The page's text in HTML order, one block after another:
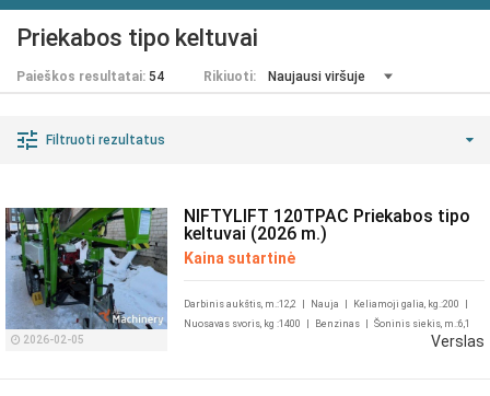
Priekabos tipo keltuvai
Paieškos resultatai: 54 Rikiuoti:
Filtruoti rezultatus
2026-02-05
NIFTYLIFT 120TPAC Priekabos tipo
keltuvai (2026 m.)
Kaina sutartinė
Darbinis aukštis, m.:12,2 Nauja Keliamoji galia, kg.:200
Nuosavas svoris, kg :1400
Benzinas Šoninis siekis, m.:6,1
Verslas